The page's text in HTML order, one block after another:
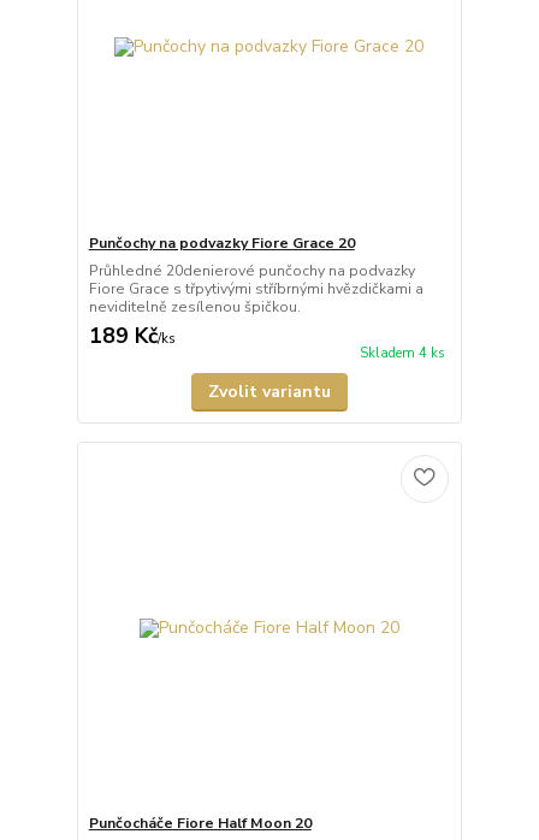
Punčochy na podvazky Fiore Grace 20
Průhledné 20denierové punčochy na podvazky
Fiore Grace s třpytivými stříbrnými hvězdičkami a
neviditelně zesílenou špičkou.
189 Kč/ks
Skladem 4 ks
Zvolit variantu
Punčocháče Fiore Half Moon 20